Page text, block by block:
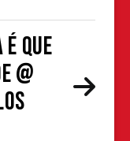
é que
@